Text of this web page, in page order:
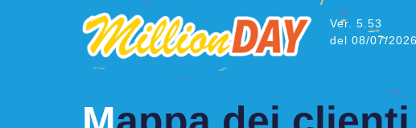
Ver. 5.53
del 08/07/2026